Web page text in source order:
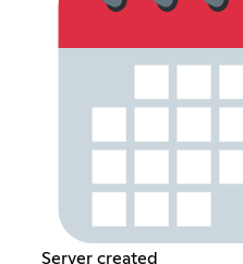
Server created